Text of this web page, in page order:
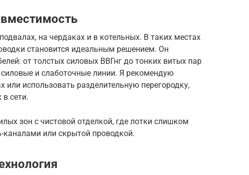
на чердаках и в котельных. В таких местах
становится идеальным решением. Он
от толстых силовых ВВГнг до тонких витых пар
и слаботочные линии. Я рекомендую
или использовать разделительную перегородку,
сети.
зон с чистовой отделкой, где лотки слишком
или скрытой проводкой.